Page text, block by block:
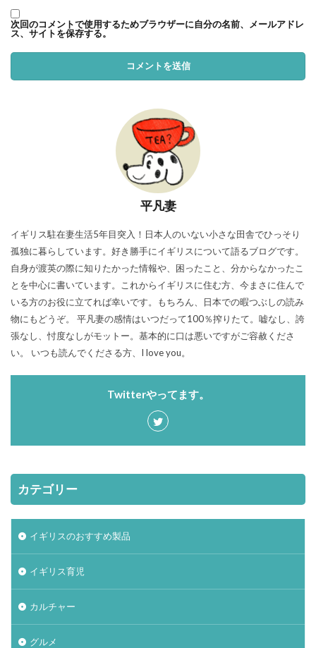
次回のコメントで使用するためブラウザーに自分の名前、メールアドレ
ス、サイトを保存する。
平凡妻
イギリス駐在妻生活5年目突入！日本人のいない小さな田舎でひっそり
孤独に暮らしています。好き勝手にイギリスについて語るブログです。
自身が渡英の際に知りたかった情報や、困ったこと、分からなかったこ
とを中心に書いています。これからイギリスに住む方、今まさに住んで
いる方のお役に立てれば幸いです。もちろん、日本での暇つぶしの読み
物にもどうぞ。 平凡妻の感情はいつだって100％搾りたて。嘘なし、誇
張なし、忖度なしがモットー。基本的に口は悪いですがご容赦くださ
い。 いつも読んでくださる方、I love you。
Twitterやってます。
カテゴリー
イギリスのおすすめ製品
イギリス育児
カルチャー
グルメ